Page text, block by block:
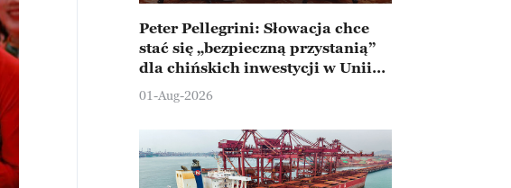
Peter Pellegrini: Słowacja chce
stać się „bezpieczną przystanią”
dla chińskich inwestycji w Unii
Europejskiej
01-Aug-2026